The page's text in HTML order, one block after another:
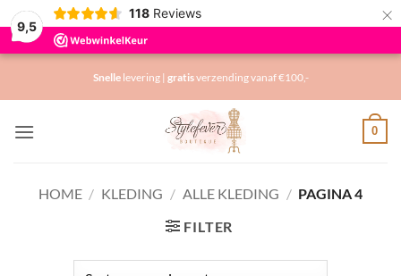
9,5
118 Reviews ×
Snellelevering | gratisverzending vanaf €100,-
0
HOME / KLEDING / ALLE KLEDING / PAGINA 4
FILTER